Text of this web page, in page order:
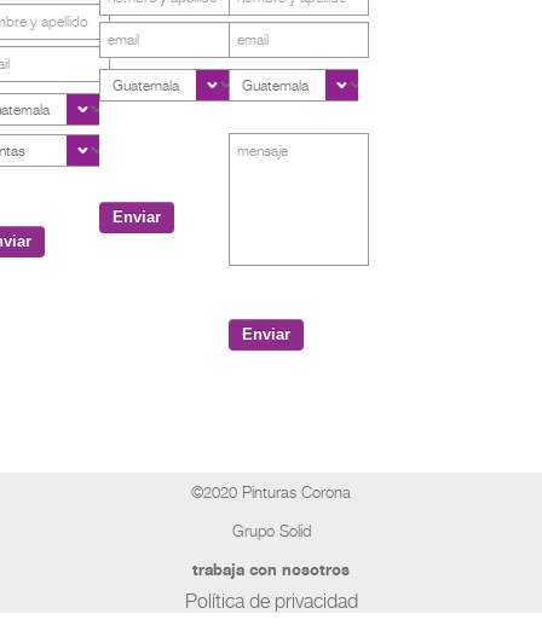
Enviar
Enviar
©2020 Pinturas Corona
Grupo Solid
trabaja con nosotros
Política de privacidad